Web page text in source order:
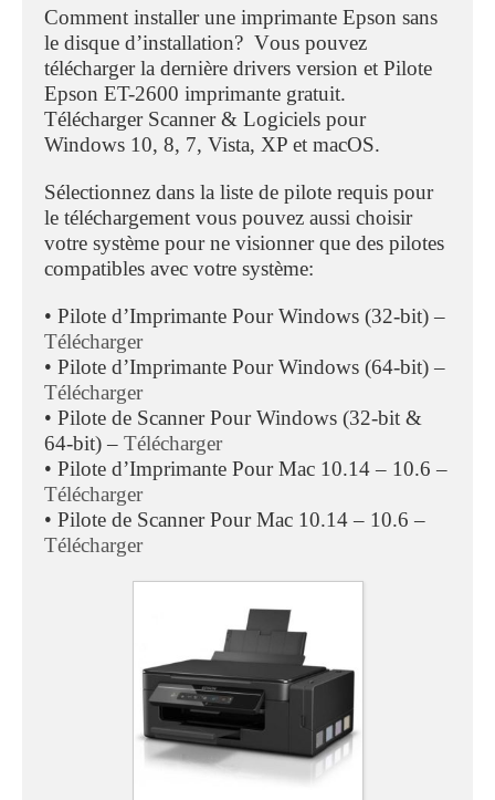
Comment installer une imprimante Epson sans
le disque d’installation? Vous pouvez
télécharger la dernière drivers version et Pilote
Epson ET-2600 imprimante gratuit.
Télécharger Scanner & Logiciels pour
Windows 10, 8, 7, Vista, XP et macOS.
Sélectionnez dans la liste de pilote requis pour
le téléchargement vous pouvez aussi choisir
votre système pour ne visionner que des pilotes
compatibles avec votre système:
• Pilote d’Imprimante Pour Windows (32-bit) –
Télécharger
• Pilote d’Imprimante Pour Windows (64-bit) –
Télécharger
• Pilote de Scanner Pour Windows (32-bit &
64-bit) – Télécharger
• Pilote d’Imprimante Pour Mac 10.14 – 10.6 –
Télécharger
• Pilote de Scanner Pour Mac 10.14 – 10.6 –
Télécharger